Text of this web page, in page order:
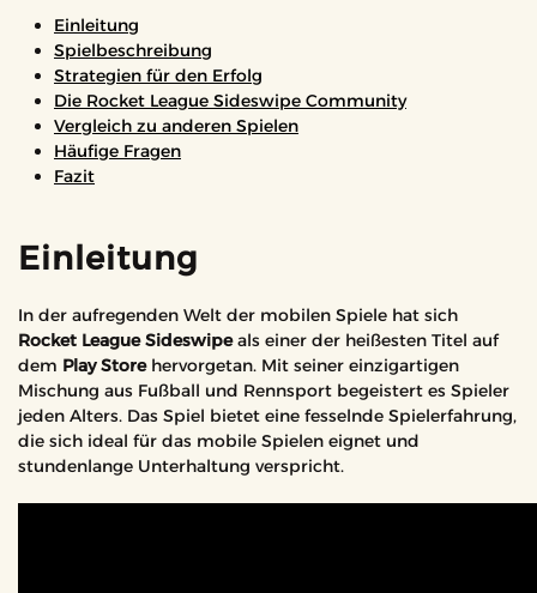
Einleitung
Spielbeschreibung
Strategien für den Erfolg
Die Rocket League Sideswipe Community
Vergleich zu anderen Spielen
Häufige Fragen
Fazit
Einleitung
In der aufregenden Welt der mobilen Spiele hat sich
Rocket League Sideswipeals einer der heißesten Titel auf
dem Play Storehervorgetan. Mit seiner einzigartigen
Mischung aus Fußball und Rennsport begeistert es Spieler
jeden Alters. Das Spiel bietet eine fesselnde Spielerfahrung,
die sich ideal für das mobile Spielen eignet und
stundenlange Unterhaltung verspricht.